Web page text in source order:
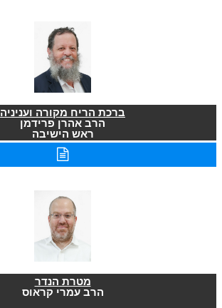
ברכת הריח מקורה ועניניה
הרב אהרן פרידמן
ראש הישיבה
מטרת הנדר
הרב עמרי קראוס